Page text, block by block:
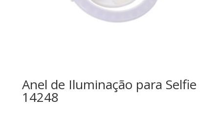
Anel de Iluminação para Selfie
14248